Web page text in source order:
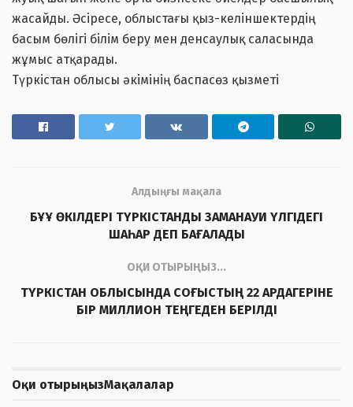
жасайды. Әсіресе, облыстағы қыз-келіншектердің
басым бөлігі білім беру мен денсаулық саласында
жұмыс атқарады.
Түркістан облысы әкімінің баспасөз қызметі
Алдыңғы мақала
БҰҰ ӨКІЛДЕРІ ТҮРКІСТАНДЫ ЗАМАНАУИ ҮЛГІДЕГІ
ШАҺАР ДЕП БАҒАЛАДЫ
ОҚИ ОТЫРЫҢЫЗ...
ТҮРКІСТАН ОБЛЫСЫНДА СОҒЫСТЫҢ 22 АРДАГЕРІНЕ
БІР МИЛЛИОН ТЕҢГЕДЕН БЕРІЛДІ
Оқи отырыңызМақалалар